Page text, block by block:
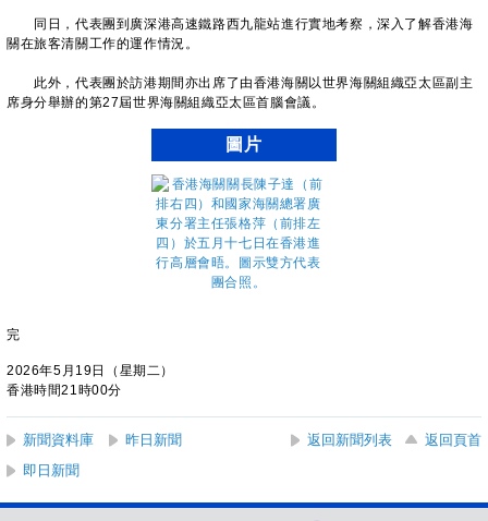
同日，代表團到廣深港高速鐵路西九龍站進行實地考察，深入了解香港海
關在旅客清關工作的運作情況。
此外，代表團於訪港期間亦出席了由香港海關以世界海關組織亞太區副主
席身分舉辦的第27屆世界海關組織亞太區首腦會議。
圖片
完
2026年5月19日（星期二）
香港時間21時00分
新聞資料庫 昨日新聞 返回新聞列表
返回頁首
即日新聞